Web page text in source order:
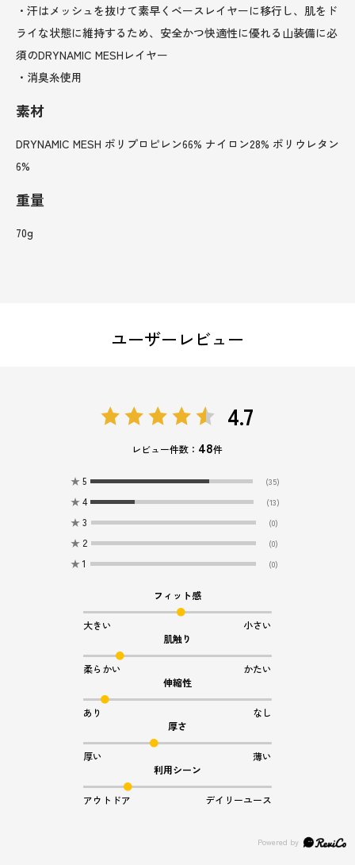
・汗はメッシュを抜けて素早くベースレイヤーに移行し、肌をド
ライな状態に維持するため、安全かつ快適性に優れる山装備に必
須のDRYNAMIC MESHレイヤー
・消臭糸使用
素材
DRYNAMIC MESH ポリプロピレン66% ナイロン28% ポリウレタン
6%
重量
70g
ユーザーレビュー
4.7
レビュー件数： 48件
★ 5 (35)
★ 4 (13)
★ 3 (0)
★ 2 (0)
★ 1 (0)
フィット感
大きい
小さい
肌触り
柔らかい
かたい
伸縮性
あり
なし
厚さ
厚い
薄い
利用シーン
アウトドア デイリーユース